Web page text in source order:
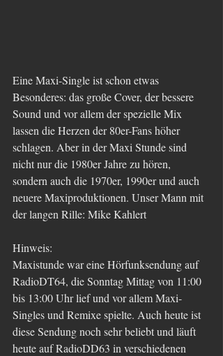
Eine Maxi-Single ist schon etwas
Besonderes: das große Cover, der bessere
Sound und vor allem der spezielle Mix
lassen die Herzen der 80er-Fans höher
schlagen. Aber in der Maxi Stunde sind
nicht nur die 1980er Jahre zu hören,
sondern auch die 1970er, 1990er und auch
neuere Maxiproduktionen. Unser Mann mit
der langen Rille: Mike Kahlert
Hinweis:
Maxistunde war eine Hörfunksendung auf
RadioDT64, die Sonntag Mittag von 11:00
bis 13:00 Uhr lief und vor allem Maxi-
Singles und Remixe spielte. Auch heute ist
diese Sendung noch sehr beliebt und läuft
heute auf RadioDD63 in verschiedenen